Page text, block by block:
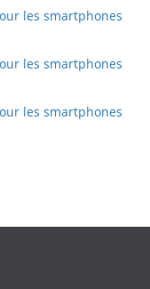
les smartphones
les smartphones
les smartphones